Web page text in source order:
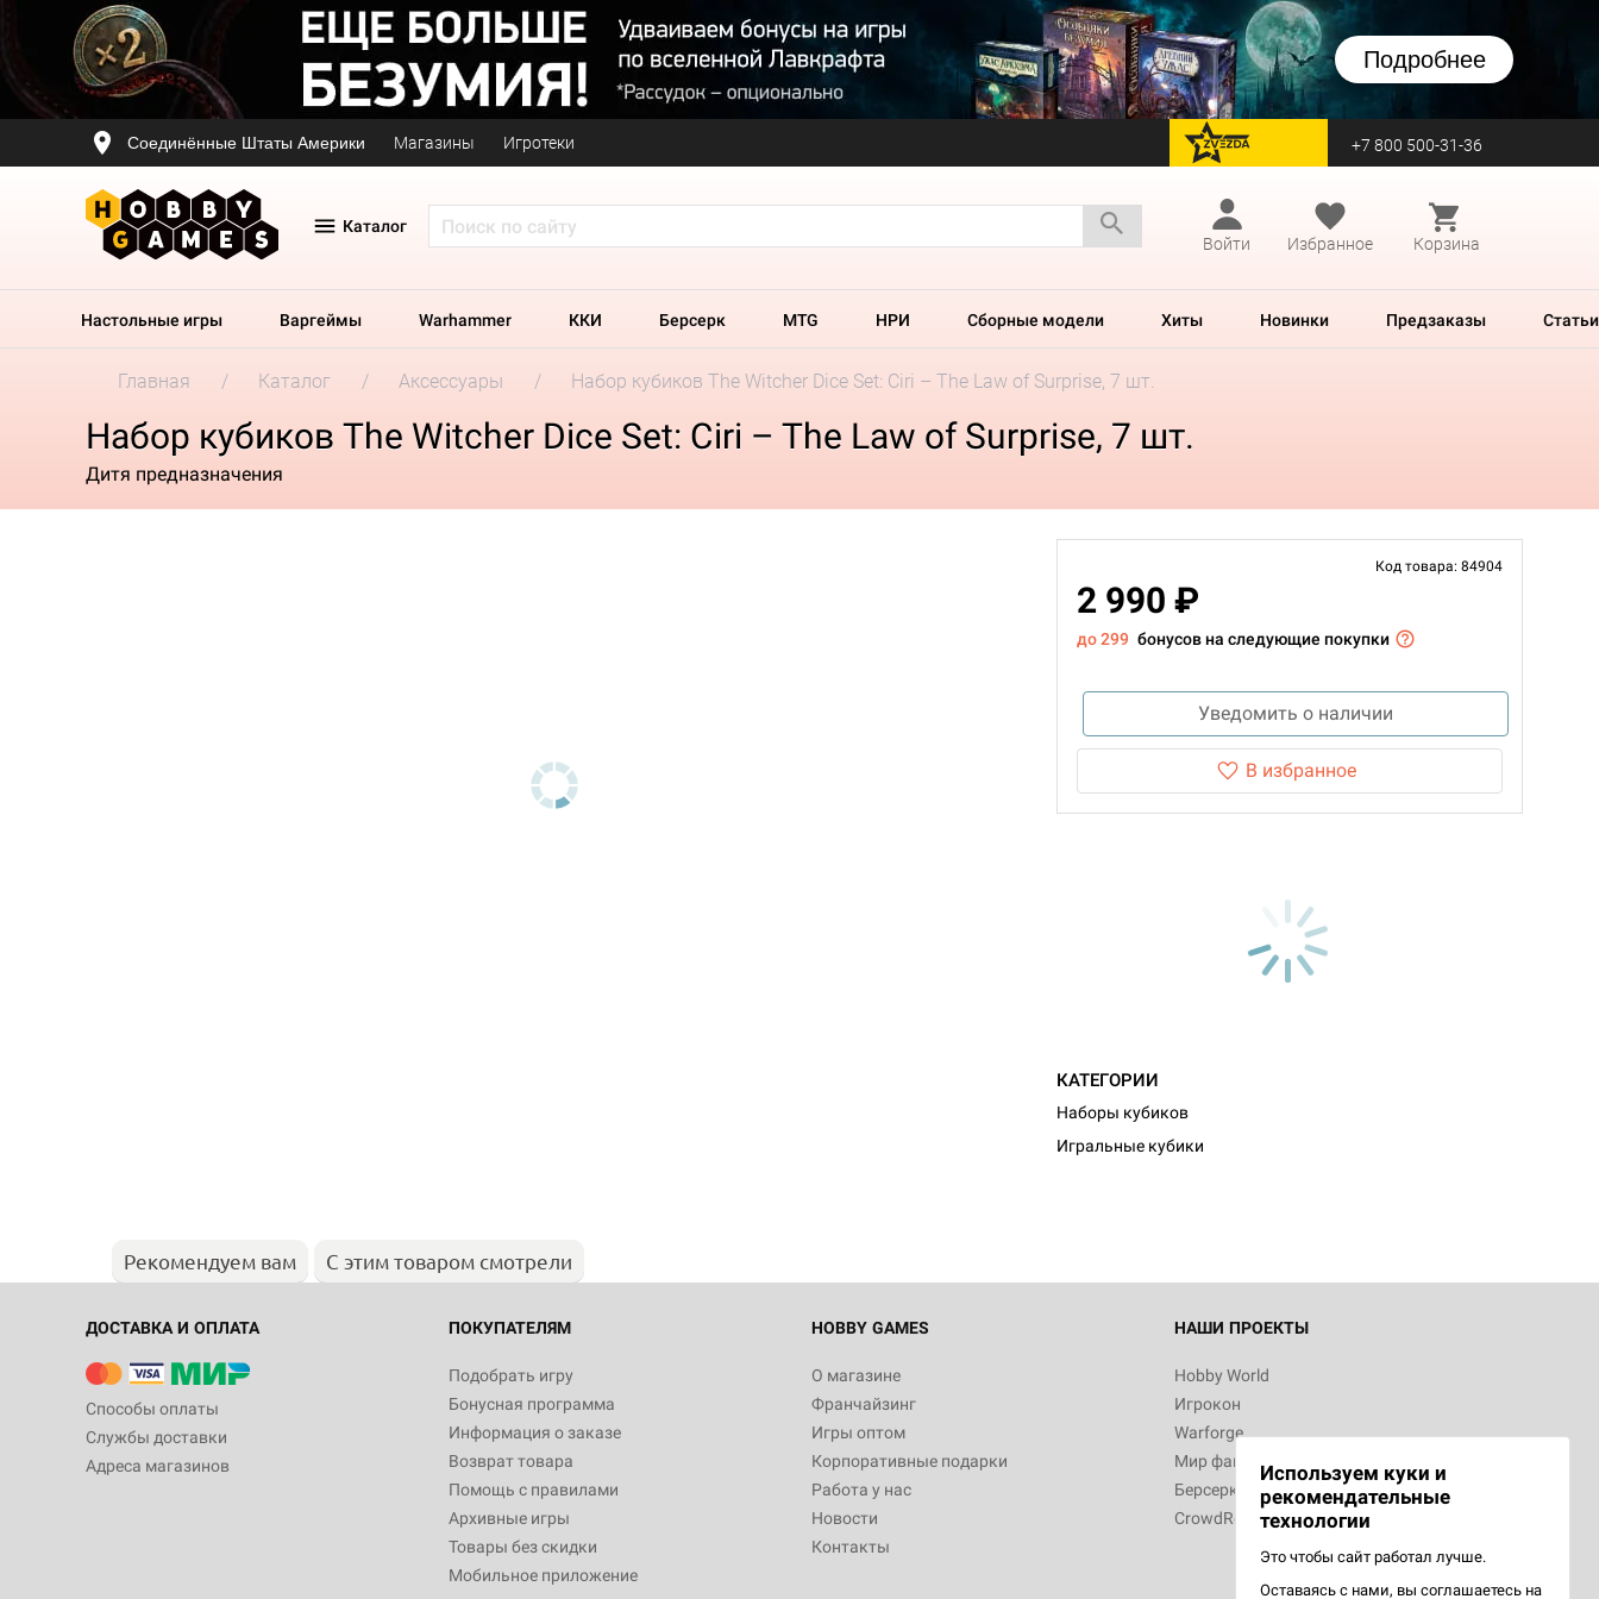
Подробнее
Соединённые Штаты Америки Магазины Игротеки перейти на Zvezda +7 800 500-31-36
Каталог
Войти
Избранное Корзина
Настольные игры Варгеймы Warhammer ККИ Берсерк MTG НРИ Сборные модели Хиты Новинки Предзаказы Статьи
Главная Каталог Аксессуары Набор кубиков The Witcher Dice Set: Ciri – The Law of Surprise, 7 шт.
Набор кубиков The Witcher Dice Set: Ciri – The Law of Surprise, 7 шт.
Дитя предназначения
Код товара: 84904
2 990 ₽
до 299 бонусов на следующие покупки
Уведомить о наличии
В избранное
КАТЕГОРИИ
Наборы кубиков
Игральные кубики
Рекомендуем вам С этим товаром смотрели
ДОСТАВКА И ОПЛАТА
Способы оплаты
Службы доставки
Адреса магазинов
ПОКУПАТЕЛЯМ
Подобрать игру
Бонусная программа
Информация о заказе
Возврат товара
Помощь с правилами
Архивные игры
Товары без скидки
Мобильное приложение
HOBBY GAMES
О магазине
Франчайзинг
Игры оптом
Корпоративные подарки
Работа у нас
Новости
Контакты
НАШИ ПРОЕКТЫ
Hobby World
Игрокон
Warforge
Мир фантастики
Берсерк
CrowdRepublic
Используем куки и
рекомендательные
технологии
Это чтобы сайт работал лучше.
Оставаясь с нами, вы соглашаетесь на